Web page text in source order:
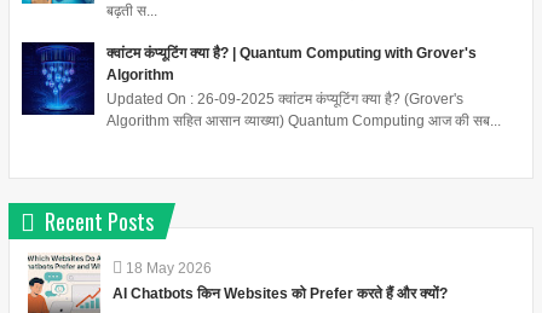
बढ़ती स...
क्वांटम कंप्यूटिंग क्या है? | Quantum Computing with Grover's
Algorithm
Updated On : 26-09-2025 क्वांटम कंप्यूटिंग क्या है? (Grover's
Algorithm सहित आसान व्याख्या) Quantum Computing आज की सब...
Recent Posts
18 May 2026
AI Chatbots किन Websites को Prefer करते हैं और क्यों?